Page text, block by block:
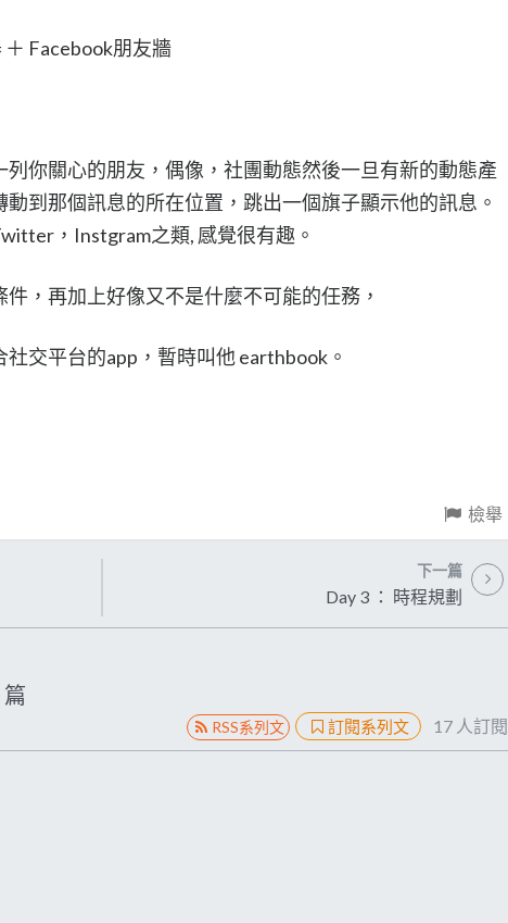
Facebook朋友牆
你關心的朋友，偶像，社團動態然後一旦有新的動態產
到那個訊息的所在位置，跳出一個旗子顯示他的訊息。
，Instgram之類, 感覺很有趣。
，再加上好像又不是什麼不可能的任務，
交平台的app，暫時叫他 earthbook。
檢舉
下一篇
Day 3 ： 時程規劃
篇
RSS系列文 訂閱系列文 17 人訂閱